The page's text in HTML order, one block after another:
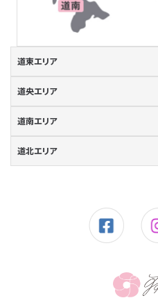
道東エリア
道央エリア
道南エリア
道北エリア